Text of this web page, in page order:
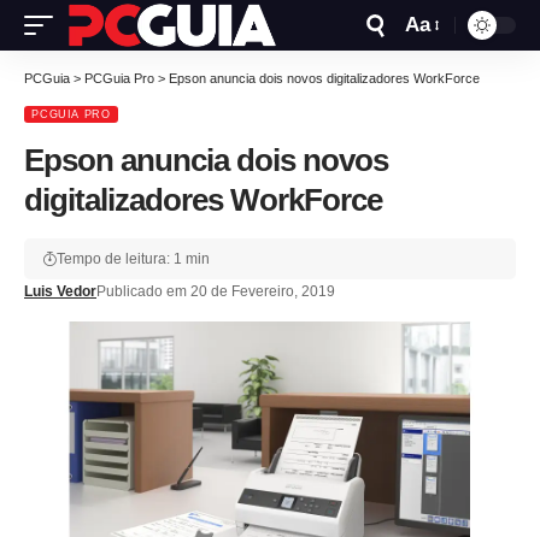
Aa
PCGuia > PCGuia Pro > Epson anuncia dois novos digitalizadores WorkForce
PCGUIA PRO
Epson anuncia dois novos
digitalizadores WorkForce
Luis VedorPublicado em 20 de Fevereiro, 2019
Tempo de leitura: 1 min